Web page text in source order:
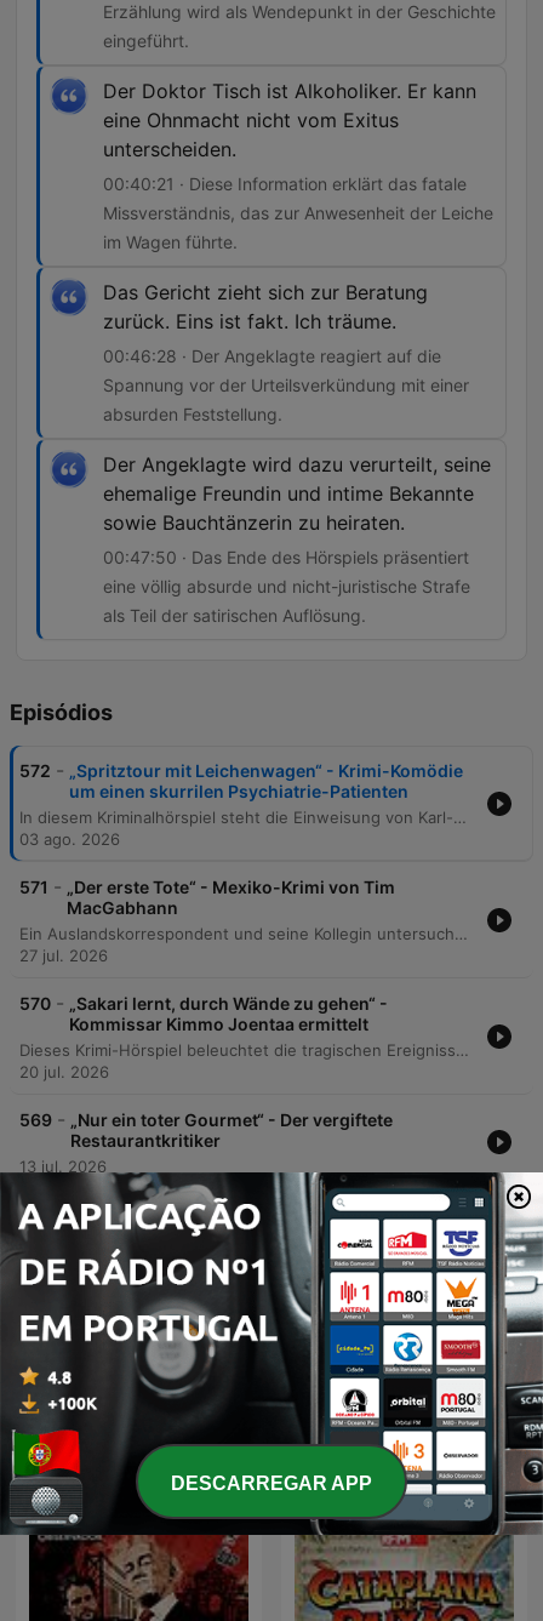
Erzählung wird als Wendepunkt in der Geschichte
eingeführt.
Der Doktor Tisch ist Alkoholiker. Er kann
eine Ohnmacht nicht vom Exitus
unterscheiden.
00:40:21 · Diese Information erklärt das fatale
Missverständnis, das zur Anwesenheit der Leiche
im Wagen führte.
Das Gericht zieht sich zur Beratung
zurück. Eins ist fakt. Ich träume.
00:46:28 · Der Angeklagte reagiert auf die
Spannung vor der Urteilsverkündung mit einer
absurden Feststellung.
Der Angeklagte wird dazu verurteilt, seine
ehemalige Freundin und intime Bekannte
sowie Bauchtänzerin zu heiraten.
00:47:50 · Das Ende des Hörspiels präsentiert
eine völlig absurde und nicht-juristische Strafe
als Teil der satirischen Auflösung.
Episódios
572 - „Spritztour mit Leichenwagen“ - Krimi-Komödie
um einen skurrilen Psychiatrie-Patienten
In diesem Kriminalhörspiel steht die Einweisung von Karl-Heinz Jungnickel in eine Nervenheilanstalt im Mittelpunkt, wo er versucht, ein Geständnis über einen Mord abzulegen, während surreale Rollenspiele der Mitpatienten seine Erzählung unterbrechen. Die Geschichte entwirrt eine komplexe Kriminalhandlung um einen Leichenwagen und einen vermeintlichen Überfall, der sich als Folge eines alkoholisierten Arztes und eines selbst herbeigeführten Unfalls entpuppt. Der Prozess endet mit einem surrealen Gerichtsurteil, bei dem die Angeklagten für bizarre Verbrechen verurteilt werden. Die Handlung schließt mit einer ungewöhnlichen Strafe für Jungnickel und der endgültigen Auflösung des Falls ab.
03 ago. 2026
571 - „Der erste Tote“ - Mexiko-Krimi von Tim
MacGabhann
Ein Auslandskorrespondent und seine Kollegin untersuchen den grausamen Mord an dem Aktivisten Julián Gallardo in Veracruz, Mexiko. Durch die Entdeckung eines verstecktes USB-Sticks finden sie Beweise für eine tiefgreifende Verflechtung zwischen Ölunternehmen, organisierter Kriminalität und korrupten Polizeieinheiten. Auf einer gefährlichen investigativen Reise konfrontiert der Erzähler Zeugen von Gewaltakten im Rahmen von Fracking-Projekten. Nach einem konfrontativen Interview mit dem CEO Roberto Soniga und einem gewaltsamen Anschlag auf ein Restaurant veröffentlicht der Journalist seinen Artikel über die Korruption, während er sich selbst auf der Flucht nach Guatemala befindet.
27 jul. 2026
570 - „Sakari lernt, durch Wände zu gehen“ -
Kommissar Kimmo Joentaa ermittelt
Dieses Krimi-Hörspiel beleuchtet die tragischen Ereignisse rund um den Vorfall am Marktplatz und die Verbindung zwischen psychischer Krankheit, Drogenkonsum und einem tödlichen Unfall. Im Fokus stehen die traumatischen Erlebnisse von Kimo sowie die Folgen eines Hausbrands in der Familie Nystad, bei dem ein Kind ums Leben kam. Die Ermittlungen führen zu den Geständnissen des Jungen David und der Entdeckung weiterer Brandstiftungen. Die Geschichte endet mit der Aufklärung der Ereignisse und einem Ausblick auf weitere Produktionen.
20 jul. 2026
569 - „Nur ein toter Gourmet“ - Der vergiftete
Restaurantkritiker
13 jul. 2026
568 - "Hologrammatica" von Tom Hillenbrand - Neue
Sci-Fi-Krimi-Serie
06 jul. 2026
Mostrar mais episódios
Mais podcasts de Ficção
Ver todos
DESCARREGAR APP